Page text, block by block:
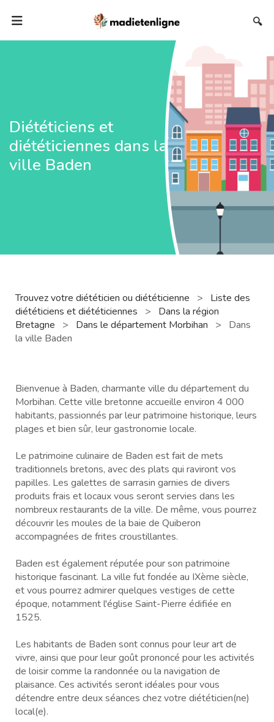
🔍
Diététiciens et
diététiciennes dans la
ville Baden
Trouvez votre diététicien ou diététicienne >
Liste des
diététiciens et diététiciennes
>
Dans la région
Bretagne
> Dans le département Morbihan >
Dans
la ville Baden
Bienvenue à Baden, charmante ville du département du
Morbihan. Cette ville bretonne accueille environ 4 000
habitants, passionnés par leur patrimoine historique, leurs
plages et bien sûr, leur gastronomie locale.
Le patrimoine culinaire de Baden est fait de mets
traditionnels bretons, avec des plats qui raviront vos
papilles. Les galettes de sarrasin garnies de divers
produits frais et locaux vous seront servies dans les
nombreux restaurants de la ville. De même, vous pourrez
découvrir les moules de la baie de Quiberon
accompagnées de frites croustillantes.
Baden est également réputée pour son patrimoine
historique fascinant. La ville fut fondée au IXème siècle,
et vous pourrez admirer quelques vestiges de cette
époque, notamment l'église Saint-Pierre édifiée en
1525.
Les habitants de Baden sont connus pour leur art de
vivre, ainsi que pour leur goût prononcé pour les activités
de loisir comme la randonnée ou la navigation de
plaisance. Ces activités seront idéales pour vous
détendre entre deux séances chez votre diététicien(ne)
local(e).